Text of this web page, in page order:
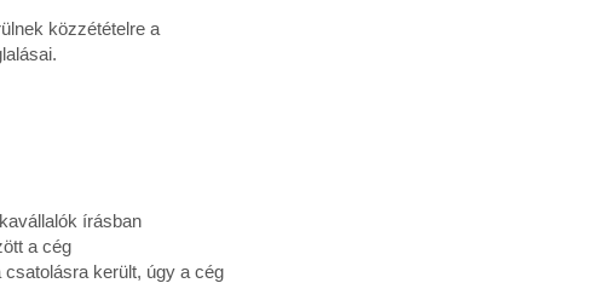
közzétételre a
írásban
a cég
került, úgy a cég